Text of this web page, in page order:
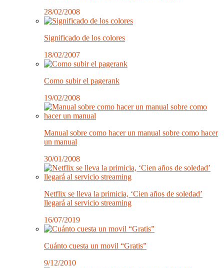
28/02/2008
Significado de los colores
18/02/2007
Como subir el pagerank
19/02/2008
Manual sobre como hacer un manual sobre como hacer
un manual
30/01/2008
Netflix se lleva la primicia, ‘Cien años de soledad’
llegará al servicio streaming
16/07/2019
Cuánto cuesta un movil “Gratis”
9/12/2010